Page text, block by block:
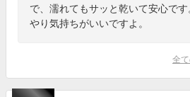
で、濡れてもサッと乾いて安心で
やり気持ちがいいですよ。
全